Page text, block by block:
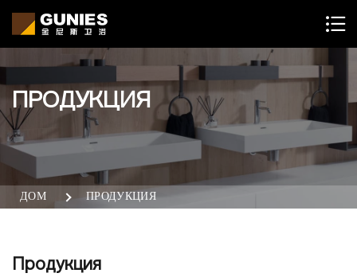
ПРОДУКЦИЯ
ДОМ ПРОДУКЦИЯ
Продукция